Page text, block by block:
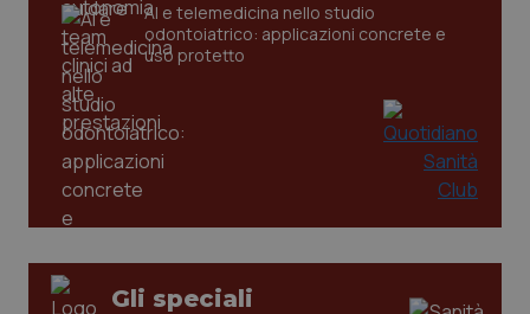
AI e telemedicina nello studio
odontoiatrico: applicazioni concrete e
uso protetto
Gli speciali
tracking-sites-ironfish-
tracking-enable
www.quotidianosanita.it
tracking-sites-ironfish-
session-id
www.quotidianosanita.it
.quotidianosanita.it